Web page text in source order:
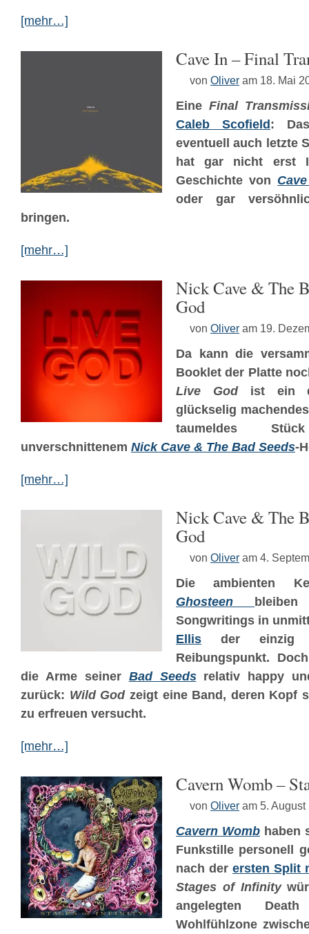
[mehr…]
Cave In – Final
von Oliver am 18. Mai
Eine Final
Caleb Scofield :
eventuell auch letzte
hat gar nicht erst
Geschichte von
oder gar
bringen.
[mehr…]
Nick Cave & The
God
von Oliver am 19.
Da kann die
Booklet der Platte
Live Godist ein
glückselig
taumeldes
unverschnittenem Nick Cave & The Bad Seeds-
[mehr…]
Nick Cave & The
God
von Oliver am 4.
Die ambienten
Ghosteen
Songwritings in
Ellis der einzig
Reibungspunkt.
die Arme seiner Bad Seedsrelativ happy
zurück: Wild Godzeigt eine Band, deren Kopf
zu erfreuen versucht.
[mehr…]
Cavern Womb –
von Oliver am 5. August
Cavern Womb haben
Funkstille personell
nach der ersten Split
Stages of Infinity
angelegten
Wohlfühlzone